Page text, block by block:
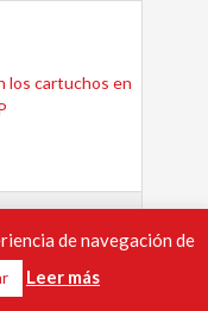
de navegación de
Leer más